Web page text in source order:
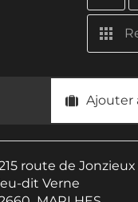
Ajouter
route de Jonzieux
dit Verne